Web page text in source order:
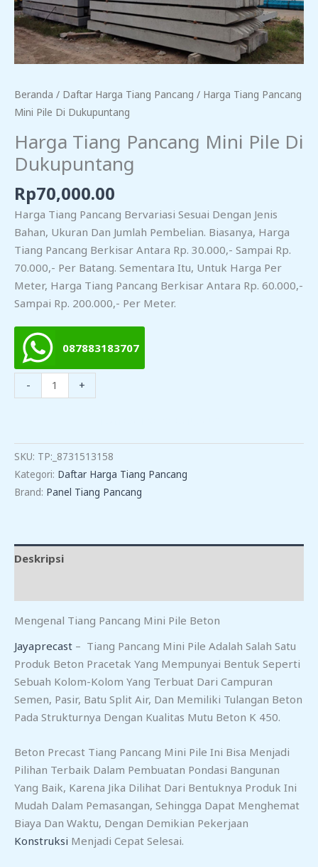
Beranda / Daftar Harga Tiang Pancang / Harga Tiang Pancang
Mini Pile Di Dukupuntang
Harga Tiang Pancang Mini Pile Di
Dukupuntang
Rp70,000.00
Harga Tiang Pancang Bervariasi Sesuai Dengan Jenis
Bahan, Ukuran Dan Jumlah Pembelian. Biasanya, Harga
Tiang Pancang Berkisar Antara Rp. 30.000,- Sampai Rp.
70.000,- Per Batang. Sementara Itu, Untuk Harga Per
Meter, Harga Tiang Pancang Berkisar Antara Rp. 60.000,-
Sampai Rp. 200.000,- Per Meter.
087883183707
-
Kuantitas
Harga
Mini
Pile
Di
+
SKU: TP:_8731513158
Kategori: Daftar Harga Tiang Pancang
Brand: Panel Tiang Pancang
Deskripsi
Mengenal Tiang Pancang Mini Pile Beton
Jayaprecast – Tiang Pancang Mini Pile Adalah Salah Satu
Produk Beton Pracetak Yang Mempunyai Bentuk Seperti
Sebuah Kolom-Kolom Yang Terbuat Dari Campuran
Semen, Pasir, Batu Split Air, Dan Memiliki Tulangan Beton
Pada Strukturnya Dengan Kualitas Mutu Beton K 450.
Beton Precast Tiang Pancang Mini Pile Ini Bisa Menjadi
Pilihan Terbaik Dalam Pembuatan Pondasi Bangunan
Yang Baik, Karena Jika Dilihat Dari Bentuknya Produk Ini
Mudah Dalam Pemasangan, Sehingga Dapat Menghemat
Biaya Dan Waktu, Dengan Demikian Pekerjaan
Konstruksi Menjadi Cepat Selesai.